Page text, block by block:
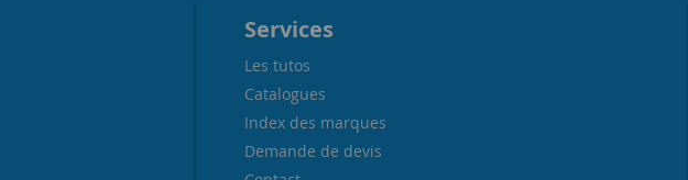
Services
Les tutos
Catalogues
Index des marques
Demande de devis